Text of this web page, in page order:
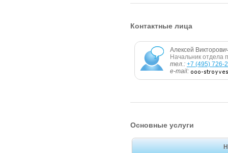
Контактные лица
Алексей
Начальник отдела
тел.: +7 (495) 726-
e-mail:
Основные услуги